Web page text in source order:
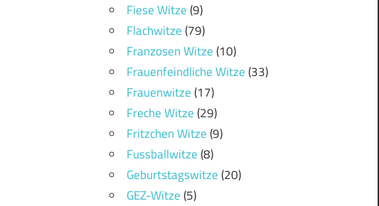
Fiese Witze(9)
Flachwitze(79)
Franzosen Witze(10)
Frauenfeindliche Witze(33)
Frauenwitze(17)
Freche Witze(29)
Fritzchen Witze(9)
Fussballwitze(8)
Geburtstagswitze(20)
GEZ-Witze(5)